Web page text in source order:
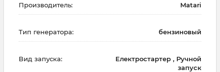
Производитель: Matari
Тип генератора: бензиновый
Вид запуска:
Електростартер , Ручной
запуск